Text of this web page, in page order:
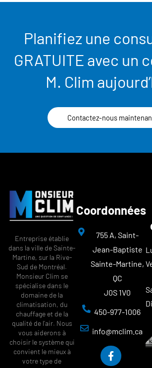
Planifiez une
GRATUITE avec un
M. Clim
Contactez-nous
Entreprise établie
dans la ville de Sainte-
Martine, sur la Rive-
Sud de Montréal.
Monsieur Clim se
spécialise dans le
domaine de la
climatisation, du
chauffage et de la
qualité de l’air. Nous
vous aiderons à
choisir le système qui
convient le mieux à
votre type de
Coordonnées
755 A, Saint-
Jean-Baptiste
Sainte-Martine,
QC
J0S 1V0
450-977-1006
info@mclim.ca
a
c